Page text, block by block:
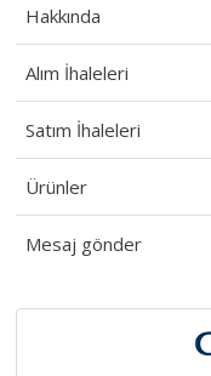
DUYURULAR
SSS
İLETİŞİM
Hakkında
Alım İhaleleri
Satım İhaleleri
Ürünler
Mesaj gönder